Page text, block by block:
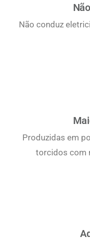
Não conduz
Produzidas em
torcidos com